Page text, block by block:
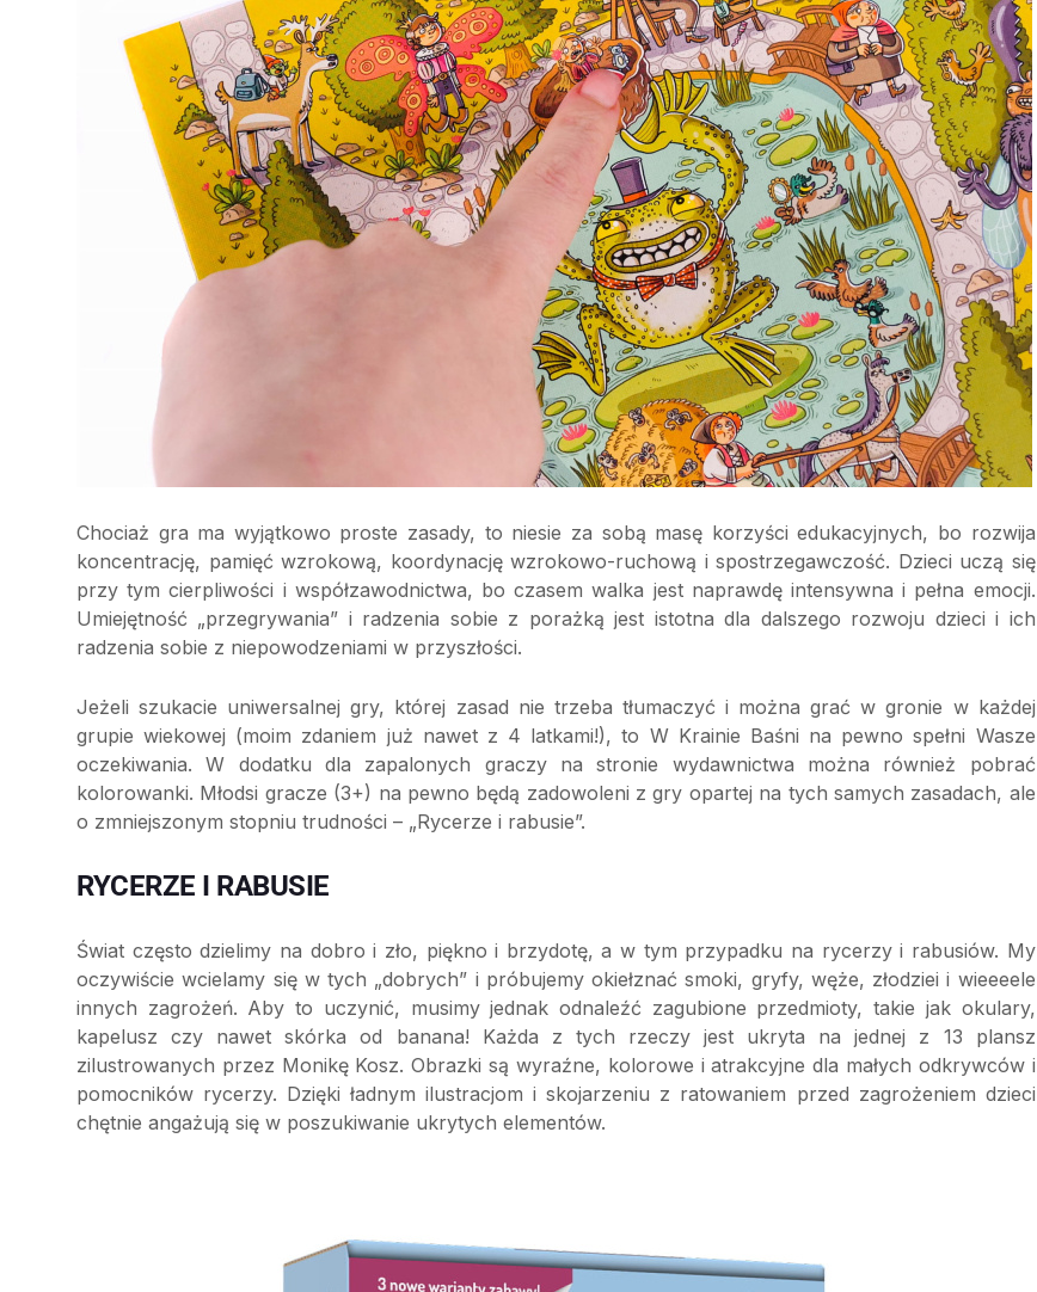
Chociaż gra ma wyjątkowo proste zasady, to niesie za sobą masę korzyści edukacyjnych, bo rozwija
koncentrację, pamięć wzrokową, koordynację wzrokowo-ruchową i spostrzegawczość. Dzieci uczą się
przy tym cierpliwości i współzawodnictwa, bo czasem walka jest naprawdę intensywna i pełna emocji.
Umiejętność „przegrywania” i radzenia sobie z porażką jest istotna dla dalszego rozwoju dzieci i ich
radzenia sobie z niepowodzeniami w przyszłości.
Jeżeli szukacie uniwersalnej gry, której zasad nie trzeba tłumaczyć i można grać w gronie w każdej
grupie wiekowej (moim zdaniem już nawet z 4 latkami!), to W Krainie Baśni na pewno spełni Wasze
oczekiwania. W dodatku dla zapalonych graczy na stronie wydawnictwa można również pobrać
kolorowanki. Młodsi gracze (3+) na pewno będą zadowoleni z gry opartej na tych samych zasadach, ale
o zmniejszonym stopniu trudności – „Rycerze i rabusie”.
RYCERZE I RABUSIE
Świat często dzielimy na dobro i zło, piękno i brzydotę, a w tym przypadku na rycerzy i rabusiów. My
oczywiście wcielamy się w tych „dobrych” i próbujemy okiełznać smoki, gryfy, węże, złodziei i wieeeele
innych zagrożeń. Aby to uczynić, musimy jednak odnaleźć zagubione przedmioty, takie jak okulary,
kapelusz czy nawet skórka od banana! Każda z tych rzeczy jest ukryta na jednej z 13 plansz
zilustrowanych przez Monikę Kosz. Obrazki są wyraźne, kolorowe i atrakcyjne dla małych odkrywców i
pomocników rycerzy. Dzięki ładnym ilustracjom i skojarzeniu z ratowaniem przed zagrożeniem dzieci
chętnie angażują się w poszukiwanie ukrytych elementów.